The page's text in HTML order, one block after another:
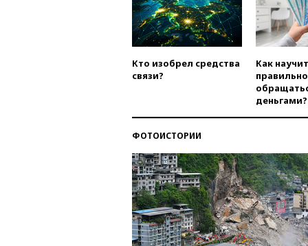
Кто изобрел средства
связи?
Как
правильно
деньгами?
ФОТОИСТОРИИ